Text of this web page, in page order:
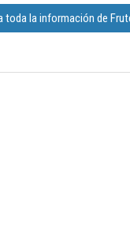
toda la información de